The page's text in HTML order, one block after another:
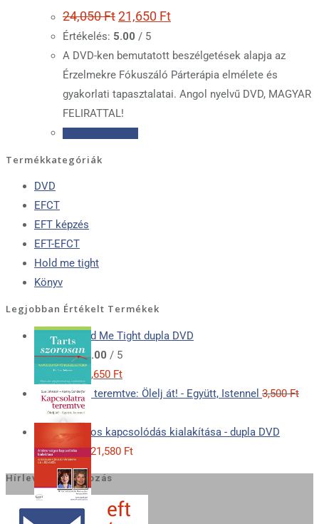
24,050FtOriginal
price
was:
24,050 Ft.
21,650 FtCurrent
price
21,650 Ft.
Értékelés: 5.00 / 5
A DVD-ken bemutatott beszélgetések alapja az
Érzelmekre Fókuszáló Párterápia elmélete és
gyakorlati tapasztalatai. Angol nyelvű DVD, MAGYAR
FELIRATTAL!
Termékkategóriák
DVD
EFCT
EFT képzés
EFT-EFCT
Hold me tight
Könyv
Legjobban Értékelt Termékek
Ölelj át! Hold Me Tight dupla DVD
Értékelés:5.00 / 5
24,050Ft
Original
price
was:
24,050 Ft.
21,650 FtCurrent
price
21,650 Ft.
Kapcsolatra teremtve: Ölelj át! - Együtt, Istennel 3,500Ft
Original
price
was:
3,500 Ft.
3,000FtCurrent
price
is:
3,000 Ft.
A biztonságos kapcsolódás kialakítása - dupla DVD
(letölthető) 21,580 Ft
Hírlevél feliratkozás